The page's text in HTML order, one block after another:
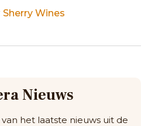
Sherry Wines
Nieuws
het laatste nieuws uit de